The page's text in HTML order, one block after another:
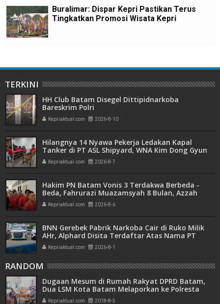
Buralimar: Dispar Kepri Pastikan Terus
Tingkatkan Promosi Wisata Kepri
TERKINI
HH Club Batam Disegel Dittipidnarkoba
Bareskrim Polri
Kepriaktual.com 2026-8-10
Hilangnya 14 Nyawa Pekerja Ledakan Kapal
Tanker di PT ASL Shipyard, WNA Kim Dong Gyun
Hanya Dituntut 1 Tahun 6 Bulan
Kepriaktual.com 2026-8-7
Hakim PN Batam Vonis 3 Terdakwa Berbeda -
Beda, Fahrurazi Muazamsyah 8 Bulan, Azzah
Azzurah dan Risma Divonis 2 Tahun 6 Bulan
Kepriaktual.com 2026-8-6
BNN Gerebek Pabrik Narkoba Cair di Ruko Milik
AHr, Alphard Disita Terdaftar Atas Nama PT
Mitra Usaha Properti
Kepriaktual.com 2026-8-1
RANDOM
Dugaan Mesum di Rumah Rakyat DPRD Batam,
Dua LSM Kota Batam Melaporkan ke Polresta
Barelang
Kepriaktual.com 2018-8-5